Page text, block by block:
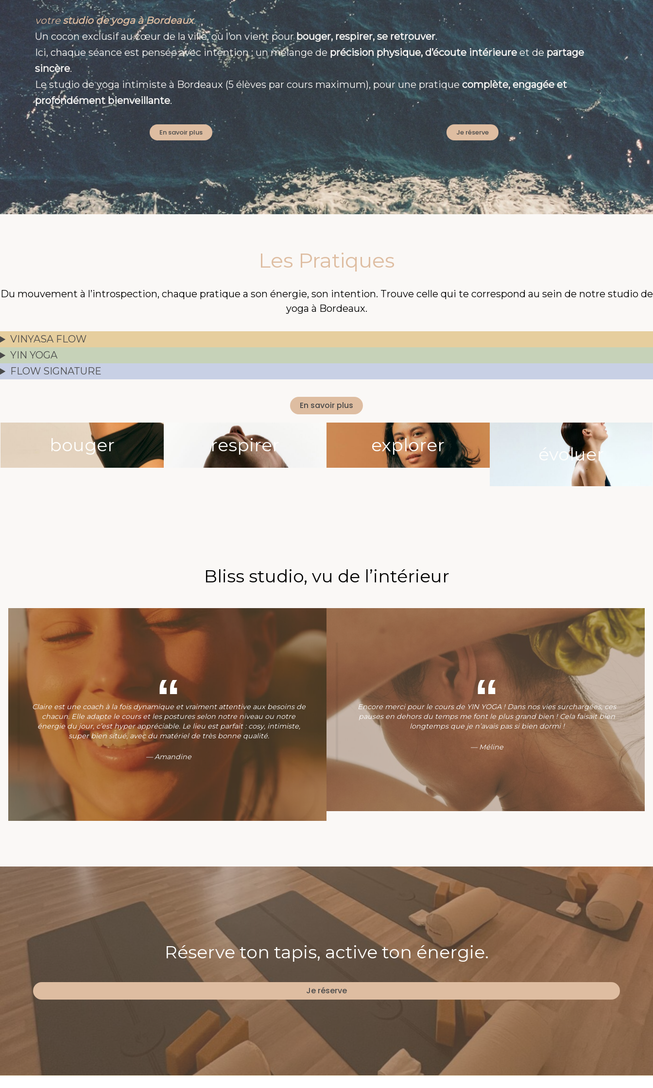
votrestudio de yoga à Bordeaux.
Un cocon exclusif au cœur de la ville, où l’on vient pourbouger, respirer, se retrouver.
Ici, chaque séance est pensée avec intention : un mélange de précision physique, d’écoute intérieureet departage
sincère.
Le studio de yoga intimiste à Bordeaux (5 élèves par cours maximum), pour une pratiquecomplète, engagée et
profondément bienveillante.
En savoir plus Je réserve
Les Pratiques
Du mouvement à l’introspection, chaque pratique a son énergie, son intention. Trouve celle qui te correspond au sein de notre studio de
yoga à Bordeaux.
VINYASA FLOW
YIN YOGA
FLOW SIGNATURE
En savoir plus
bouger respirer explorer évoluer
Bliss studio, vu de l’intérieur
Claire est une coach à la fois dynamique et vraiment attentive aux besoins de
chacun. Elle adapte le cours et les postures selon notre niveau ou notre
énergie du jour, c’est hyper appréciable. Le lieu est parfait : cosy, intimiste,
super bien situé, avec du matériel de très bonne qualité.
— Amandine
Encore merci pour le cours de YIN YOGA ! Dans nos vies surchargées, ces
pauses en dehors du temps me font le plus grand bien ! Cela faisait bien
longtemps que je n’avais pas si bien dormi !
— Méline
Réserve ton tapis, active ton énergie.
Je réserve